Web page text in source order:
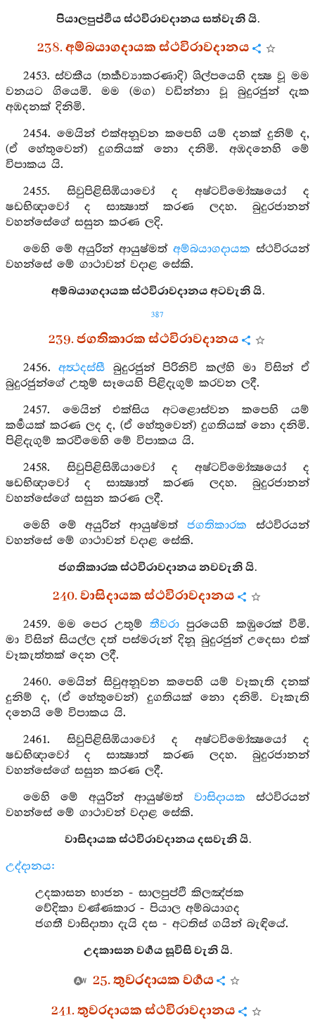
පියාලපුප්ඵිය ස්ථවිරාවදානය සත්වැනි යි.
238. අම්බයාගදායක ස්ථවිරාවදානය
2453. ස්වකීය (තර්‍කව්‍යාකරණාදි) ශිල්පයෙහි දක්‍ෂ වූ මම
වනයට ගියෙමි. මම (මග) වඩින්නා වූ බුදුරජුන් දැක
අඹදනක් දිනිමි.
2454. මෙයින් එක්අනූවන කපෙහි යම් දනක් දුනිම් ද,
(ඒ හේතුවෙන්) දුගතියක් නො දනිමි. අඹදනෙහි මේ
විපාකය යි.
2455. සිවුපිළිසිඹියාවෝ ද අෂ්ටවිමෝක්‍ෂයෝ ද
ෂඩභිඥාවෝ ද සාක්‍ෂාත් කරණ ලදහ. බුදුරජානන්
වහන්සේගේ සසුන කරණ ලදි.
මෙහි මේ අයුරින් ආයුෂ්මත්අම්බයාගදායක ස්ථවිරයන්
වහන්සේ මේ ගාථාවන් වදාළ සේකි.
අම්බයාගදායක ස්ථවිරාවදානය අටවැනි යි.
387
239. ජගතිකාරක ස්ථවිරාවදානය
2456.අත්‍ථදස්සී බුදුරජුන් පිරිනිවි කල්හි මා විසින් ඒ
බුදුරජුන්ගේ උතුම් සෑයෙහි පිළිදැගුම් කරවන ලදී.
2457. මෙයින් එක්සිය අටළොස්වන කපෙහි යම්
කර්‍මයක් කරණ ලද ද, (ඒ හේතුවෙන්) දුගතියක් නො දනිමි.
පිළිදැගුම් කරවීමෙහි මේ විපාකය යි.
2458. සිවුපිළිසිඹියාවෝ ද අෂ්ටවිමෝක්‍ෂයෝ ද
ෂඩභිඥාවෝ ද සාක්‍ෂාත් කරණ ලදහ. බුදුරජානන්
වහන්සේගේ සසුන කරණ ලදී.
මෙහි මේ අයුරින් ආයුෂ්මත්ජගතිකාරක ස්ථවිරයන්
වහන්සේ මේ ගාථාවන් වදාළ සේකි.
ජගතිකාරක ස්ථවිරාවදානය නවවැනි යි.
240. වාසිදායක ස්ථවිරාවදානය
2459. මම පෙර උතුම් තීවරාපුරයෙහි කඹුරෙක් වීමි.
මා විසින් සියල්ල දත් පස්මරුන් දිනූ බුදුරජුන් උදෙසා එක්
වෑකැත්තක් දෙන ලදී.
2460. මෙයින් සිවුඅනූවන කපෙහි යම් වෑකැති දනක්
දුනිම් ද, (ඒ හේතුවෙන්) දුගතියක් නො දනිමි. වෑකැති
දනෙයි මේ විපාකය යි.
2461. සිවුපිළිසිඹියාවෝ ද අෂ්ටවිමෝක්‍ෂයෝ ද
ෂඩභිඥාවෝ ද සාක්‍ෂාත් කරණ ලදහ. බුදුරජානන්
වහන්සේගේ සසුන කරණ ලදී.
මෙහි මේ අයුරින් ආයුෂ්මත් වාසිදායක ස්ථවිරයන්
වහන්සේ මේ ගාථාවන් වදාළ සේකි.
වාසිදායක ස්ථවිරාවදානය දසවැනි යි.
උද්දානය:
උදකාසන භාජන - සාලපුප්ඵි කිලඤ්ජක
වේදිකා වණ්ණකාර - පියාල අම්බයාගද
ජගතී වාසිදාතා දැයි දස - අටතිස් ගයින් බැඳියේ.
උදකාසන වර්‍ගය සූවිසි වැනි යි.
25. තුවරදායක වර්‍ගය
241. තුවරදායක ස්ථවිරාවදානය